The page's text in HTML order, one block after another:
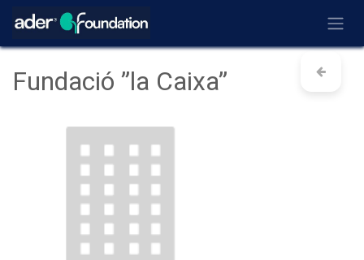
Ir al contenido
Fundació ”la Caixa”